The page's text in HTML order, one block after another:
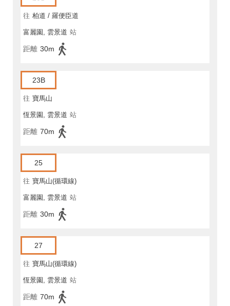
往 柏道 / 羅便臣道
富麗園, 雲景道 站
距離 30m
23B
往 寶馬山
恆景園, 雲景道 站
距離 70m
25
往 寶馬山(循環線)
富麗園, 雲景道 站
距離 30m
27
往 寶馬山(循環線)
恆景園, 雲景道 站
距離 70m